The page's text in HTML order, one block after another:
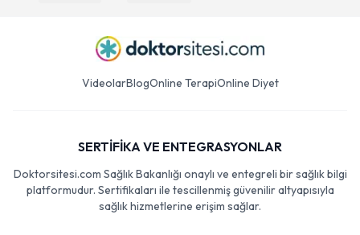
VideolarBlogOnline TerapiOnline Diyet
SERTİFİKA VE ENTEGRASYONLAR
Doktorsitesi.com Sağlık Bakanlığı onaylı ve entegreli bir sağlık bilgi
platformudur. Sertifikaları ile tescillenmiş güvenilir altyapısıyla
sağlık hizmetlerine erişim sağlar.